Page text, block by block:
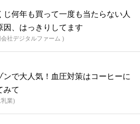
じ何年も買って一度も当たらない人
因、はっきりしてます
会社デジタルファーム )
ンで大人気！血圧対策はコーヒーに
みて
乳業)